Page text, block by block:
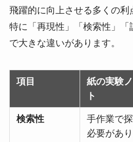
飛躍的に向上させる多くの利
特に「再現性」「検索性」「
で大きな違いがあります。
項目
紙の実験
ト
検索性
手作業で
必要があり